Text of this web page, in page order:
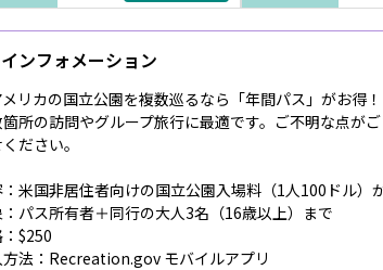
インフォメーション
リカの国立公園を複数巡るなら「年間パス」がお得！
所の訪問やグループ旅行に最適です。ご不明な点が
ださい。
米国非居住者向けの国立公園入場料（1人100ドル）
パス所有者＋同行の大人3名（16歳以上）まで
$250
法：Recreation.gov モバイルアプリ